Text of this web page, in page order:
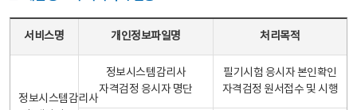
서비스명 개인정보파일명 처리목적
정보시스템감리사
정보시스템감리사
자격검정 응시자 명단
필기시험 응시자 본인확인
자격검정 원서접수 및 시행